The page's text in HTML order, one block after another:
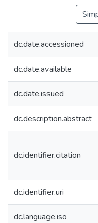
dc.date.accessioned
dc.date.available
dc.date.issued
dc.description.abstract
dc.identifier.citation
dc.identifier.uri
dc.language.iso